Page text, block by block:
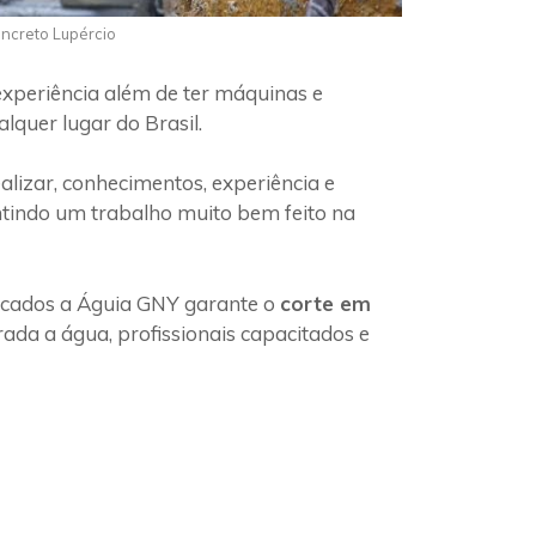
Lupércio
além de ter máquinas e
lugar do Brasil.
conhecimentos, experiência e
um trabalho muito bem feito na
a Águia GNY garante o corte em
a água, profissionais capacitados e